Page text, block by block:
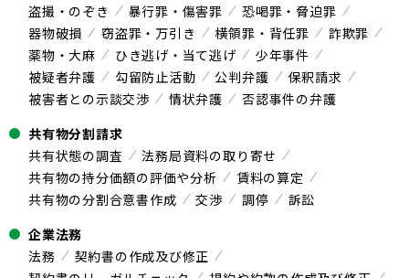
盗撮・のぞき
暴行罪・傷害罪
恐喝罪・脅迫罪
器物破損
窃盗罪・万引き 横領罪・背任罪
詐欺罪
薬物・大麻
ひき逃げ・当て逃げ
少年事件
被疑者弁護
勾留防止活動 公判弁護
保釈請求
被害者との示談交渉
情状弁護
否認事件の弁護
共有物分割請求
共有状態の調査
法務局資料の取り寄せ
共有物の持分価額の評価や分析
賃料の算定
共有物の分割合意書作成
交渉 調停
訴訟
企業法務
法務
契約書の作成及び修正